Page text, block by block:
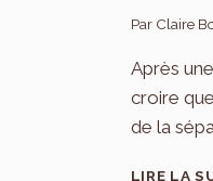
Par Claire
Après
croire
de la
LIRE LA